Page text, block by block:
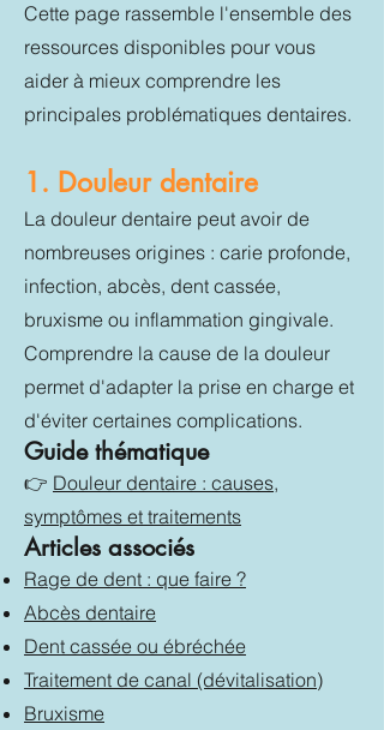
Cette page rassemble l'ensemble des
ressources disponibles pour vous
aider à mieux comprendre les
principales problématiques dentaires.
1. Douleur dentaire
La douleur dentaire peut avoir de
nombreuses origines : carie profonde,
infection, abcès, dent cassée,
bruxisme ou inflammation gingivale.
Comprendre la cause de la douleur
permet d'adapter la prise en charge et
d'éviter certaines complications.
Guide thématique
👉 Douleur dentaire : causes,
symptômes et traitements
Articles associés
Rage de dent : que faire ?
Abcès dentaire
Dent cassée ou ébréchée
Traitement de canal (dévitalisation)
Bruxisme